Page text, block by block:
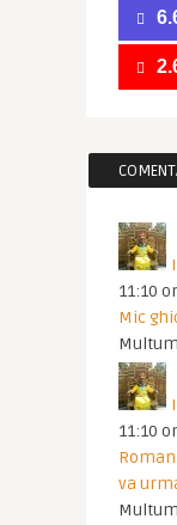
11:10
Mic
11:10
va